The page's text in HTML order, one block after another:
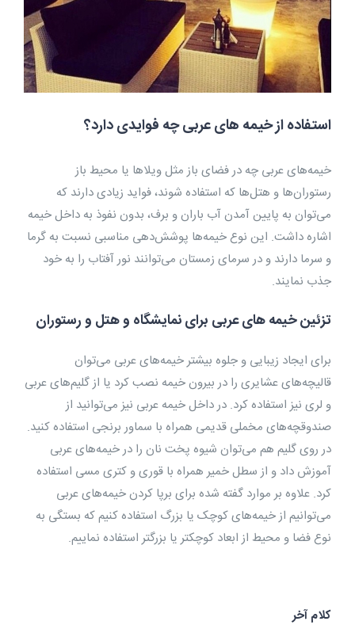
استفاده از خیمه‌ های عربی چه فوایدی دارد؟
خیمه‌های عربی چه در فضای باز مثل ویلاها یا محیط باز
رستوران‌ها و هتل‌ها که استفاده شوند، فواید زیادی دارند که
می‌توان به پایین آمدن آب باران و برف، بدون نفوذ به داخل خیمه
اشاره داشت. این نوع خیمه‌ها پوشش‌دهی مناسبی نسبت به گرما
و سرما دارند و در سرمای زمستان می‌توانند نور آفتاب را به خود
جذب نمایند.
تزئین خیمه ‌های عربی برای نمایشگاه و هتل و رستوران
برای ایجاد زیبایی و جلوه بیشتر خیمه‌های عربی می‌توان
قالیچه‌های عشایری را در بیرون خیمه نصب کرد یا از گلیم‌های عربی
و لری نیز استفاده کرد. در داخل خیمه عربی نیز می‌توانید از
صندوقچه‌های مخملی قدیمی همراه با سماور برنجی استفاده کنید.
در روی گلیم هم می‌توان شیوه پخت نان را در خیمه‌های عربی
آموزش داد و از سطل خمیر همراه با قوری و کتری مسی استفاده
کرد. علاوه بر موارد گفته شده برای برپا کردن خیمه‌های عربی
می‌توانیم از خیمه‌های کوچک یا بزرگ استفاده کنیم که بستگی به
نوع فضا و محیط از ابعاد کوچکتر یا بزرگتر استفاده نماییم.
کلام آخر